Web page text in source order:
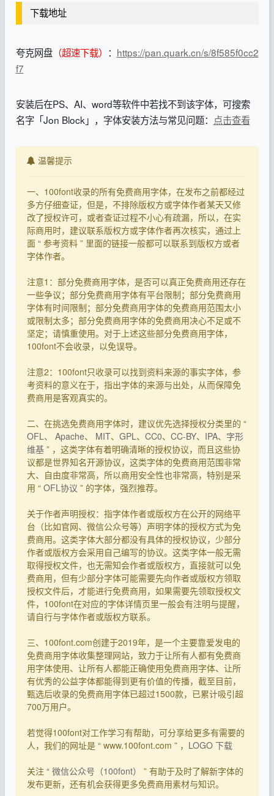
下载地址
夸克网盘（超速下载） ： https://pan.quark.cn/s/8f585f0cc2
f7
安装后在PS、AI、word等软件中若找不到该字体，可搜索
名字「Jon Block」，字体安装方法与常见问题： 点击查看
温馨提示
一、100font收录的所有免费商用字体，在发布之前都经过
多方仔细查证，但是，不排除版权方或字体作者某天又修
改了授权许可，或者查证过程不小心有疏漏，所以，在实
际商用时，建议联系版权方或字体作者再次核实，通过上
面 “ 参考资料 ” 里面的链接一般都可以联系到版权方或者
字体作者。
注意1：部分免费商用字体，是否可以真正免费商用还存在
一些争议；部分免费商用字体有平台限制；部分免费商用
字体有时间限制；部分免费商用字体的免费商用范围太小
或限制太多；部分免费商用字体的免费商用决心不足或不
坚定；请慎重使用。对于上述这些部分免费商用字体，
100font不会收录，以免误导。
注意2：100font只收录可以找到资料来源的事实字体，参
考资料的意义在于，指出字体的来源与出处，从而保障免
费商用是客观真实的。
二、在挑选免费商用字体时，建议优先选择授权分类里的 “
OFL 、 Apache、 MIT、 GPL 、 CC0、 CC-BY、 IPA、 字形
维基 ” ，这类字体有着明确清晰的授权协议，而且这些协
议都是世界知名开源协议，这类字体的免费商用范围非常
大、自由度非常高，所以商用安全性也非常高，特别是采
用 “ OFL协议 ” 的字体，强烈推荐。
关于作者声明授权：指字体作者或版权方在公开的网络平
台（比如官网、微信公众号等）声明字体的授权方式为免
费商用。这类字体大部分都没有具体的授权协议，少部分
作者或版权方会采用自己编写的协议。这类字体一般无需
取得授权文件，也无需知会作者或版权方，直接就可以免
费商用，但有少部分字体可能需要先向作者或版权方领取
授权文件后，才能进行免费商用，如果需要先领取授权文
件，100font在对应的字体详情页里一般会有注明与提醒，
请自行与字体作者或版权方联系。
三、100font.com创建于2019年，是一个主要靠爱发电的
免费商用字体收集整理网站，致力于让所有人都有免费商
用字体使用、让所有人都能正确使用免费商用字体、让所
有优秀的公益字体都能得到更有价值的传播，截至目前，
甄选后收录的免费商用字体已超过1500款，已累计吸引超
700万用户。
若觉得100font对工作学习有帮助，可分享给更多有需要的
人，我们的网址是 “ www.100font.com ” ， LOGO 下载
关注 “ 微信公众号（100font）
” 有助于及时了解新字体的
发布更新，还有机会获得更多免费商用素材与知识。